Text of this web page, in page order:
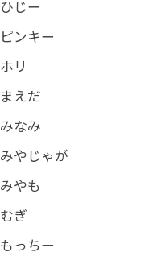
ひじー
ピンキー
ホリ
まえだ
みなみ
みやじゃが
みやも
むぎ
もっちー